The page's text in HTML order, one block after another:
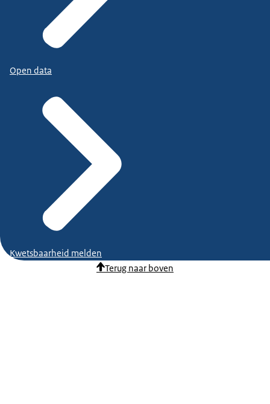
Open data
Kwetsbaarheid melden
Terug naar boven